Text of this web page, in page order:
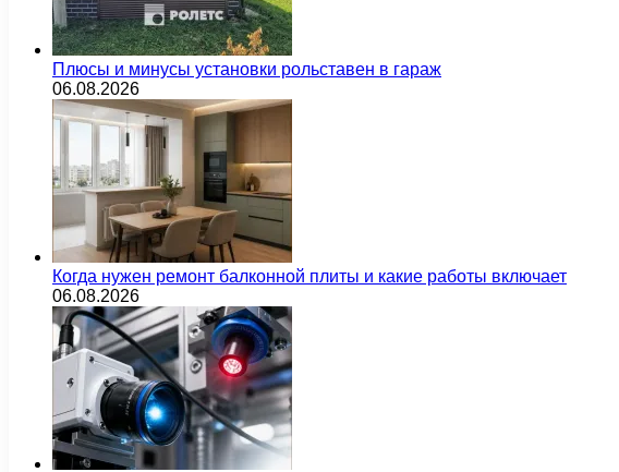
Плюсы и минусы установки рольставен в гараж
06.08.2026
Когда нужен ремонт балконной плиты и какие работы включает
06.08.2026